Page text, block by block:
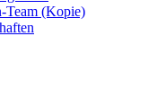
Team (Kopie)